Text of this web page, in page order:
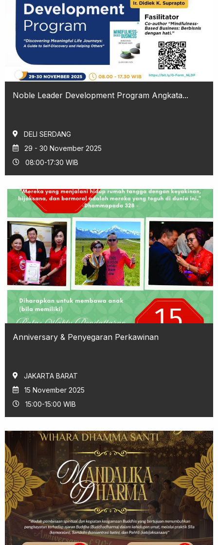
Noble Leader Development Program Angkata...
DELI SERDANG
29 - 30 November 2025
08:00-17:30 WIB
Anniversary & Penyegaran Perkawinan
JAKARTA BARAT
15 November 2025
15:00-15:00 WIB